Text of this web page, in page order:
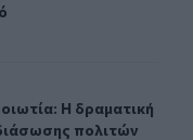
επιχείρηση
Η δραματική
Η δραματική
πολιτών